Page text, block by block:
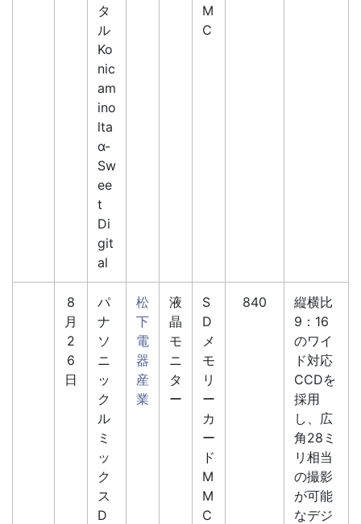
タ
ル
Ko
nic
am
ino
lta
α-
Sw
ee
t
Di
git
al
M
C
8
月
2
6
日
パ
ナ
ソ
ニ
ッ
ク
ル
ミ
ッ
ク
ス
D
松
下
電
器
産
業
液
晶
モ
ニ
タ
ー
S
D
メ
モ
リ
ー
カ
ー
ド
M
M
C
840
縦横比
9：16
のワイ
ド対応
CCDを
採用
し、広
角28ミ
リ相当
の撮影
が可能
なデジ